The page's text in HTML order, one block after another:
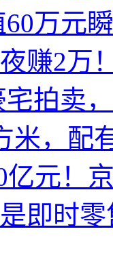
万元
赚2万
拍卖
米，配
亿元！
即时